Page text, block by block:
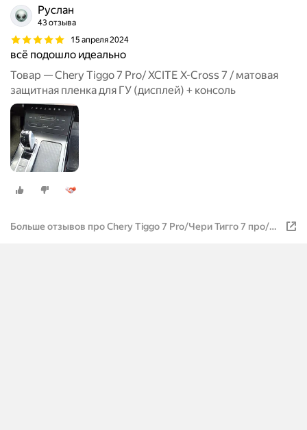
Руслан
43 отзыва
15 апреля 2024
всё подошло идеально
Товар — Chery Tiggo 7 Pro/ XCITE X-Cross 7 / матовая
защитная пленка для ГУ (дисплей) + консоль
Больше отзывов про Chery Tiggo 7 Pro/Чери Тигго 7 про/